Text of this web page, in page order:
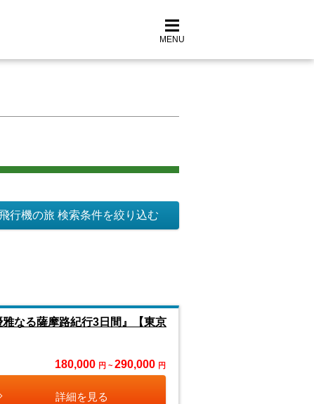
MENU
行機の旅 検索条件を絞り込む
なる薩摩路紀行3日間』【東京
180,000 円 ~ 290,000 円
詳細を見る